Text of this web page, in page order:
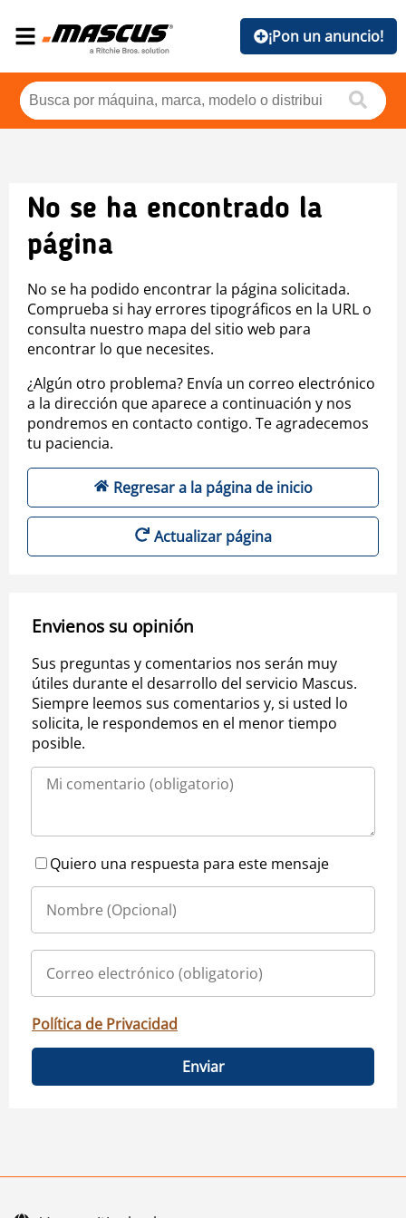
¡Pon un anuncio!
No se ha encontrado la
página
No se ha podido encontrar la página solicitada.
Comprueba si hay errores tipográficos en la URL o
consulta nuestro mapa del sitio web para
encontrar lo que necesites.
¿Algún otro problema? Envía un correo electrónico
a la dirección que aparece a continuación y nos
pondremos en contacto contigo. Te agradecemos
tu paciencia.
Regresar a la página de inicio
Actualizar página
Envienos su opinión
Sus preguntas y comentarios nos serán muy
útiles durante el desarrollo del servicio Mascus.
Siempre leemos sus comentarios y, si usted lo
solicita, le respondemos en el menor tiempo
posible.
Quiero una respuesta para este mensaje
Política de Privacidad
Enviar